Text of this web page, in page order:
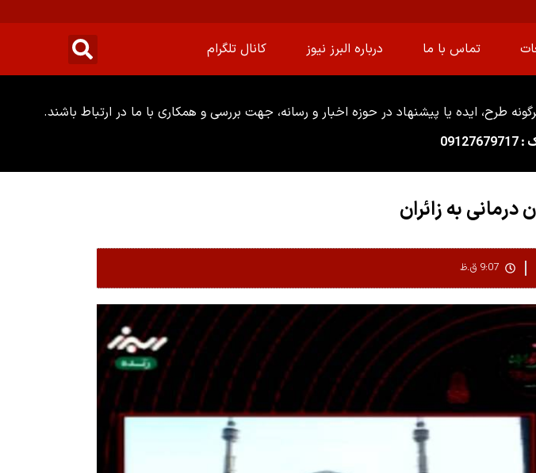
تماس با ما درباره البرز نیوز کانال تلگرام
ایده یا پیشنهاد در حوزه اخبار و رسانه، جهت بررسی و همکاری با ما در ارتباط باشند.
درمانی به زائران
9:07 ق.ظ